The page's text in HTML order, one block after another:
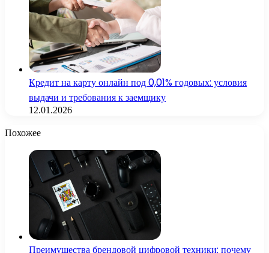
Кредит на карту онлайн под 0,01% годовых: условия
выдачи и требования к заемщику
12.01.2026
Похожее
Преимущества брендовой цифровой техники: почему